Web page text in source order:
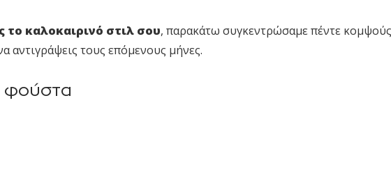
το καλοκαιρινό στιλ σου, παρακάτω συγκεντρώσαμε πέντε κομψούς
αντιγράψεις τους επόμενους μήνες.
φούστα